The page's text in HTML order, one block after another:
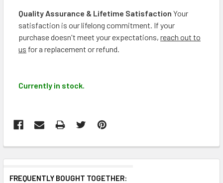
Quality Assurance & Lifetime Satisfaction Your
satisfaction is our lifelong commitment. If your
purchase doesn't meet your expectations, reach out to
us for a replacement or refund.
Currently in stock.
FREQUENTLY BOUGHT TOGETHER: